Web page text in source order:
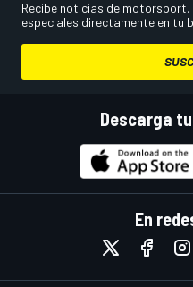
Recibe noticias de
especiales directamente en tu
Descarga
En